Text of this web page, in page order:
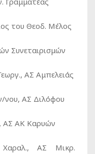
του Θεοδ. Μέλος
Συνεταιρισμών
ΑΣ Αμπελειάς
ΑΣ Διλόφου
ΑΣ ΑΚ Καρυών
Χαραλ., ΑΣ Μικρ.